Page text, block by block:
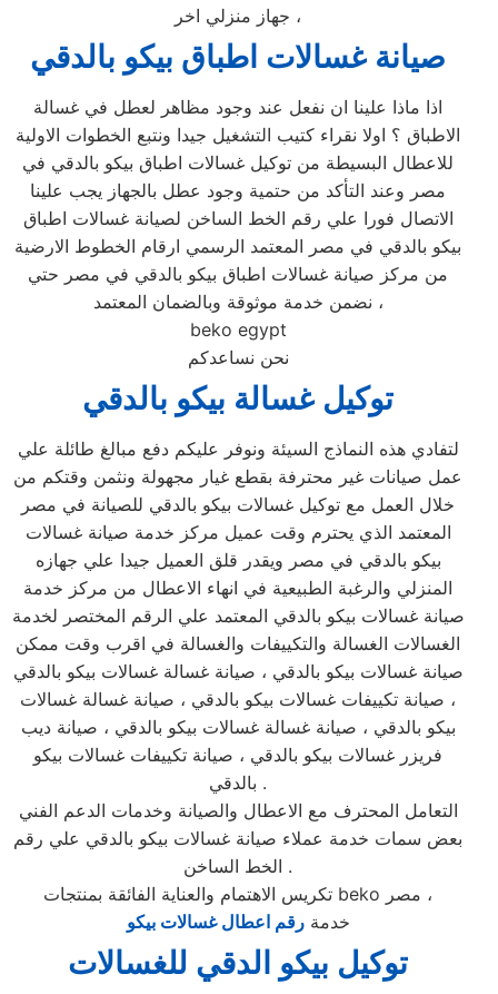
جهاز منزلي اخر ،
صيانة غسالات اطباق بيكو بالدقي
اذا ماذا علينا ان نفعل عند وجود مظاهر لعطل في غسالة
الاطباق ؟ اولا نقراء كتيب التشغيل جيدا ونتبع الخطوات الاولية
للاعطال البسيطة من توكيل غسالات اطباق بيكو بالدقي في
مصر وعند التأكد من حتمية وجود عطل بالجهاز يجب علينا
الاتصال فورا علي رقم الخط الساخن لصيانة غسالات اطباق
بيكو بالدقي في مصر المعتمد الرسمي ارقام الخطوط الارضية
من مركز صيانة غسالات اطباق بيكو بالدقي في مصر حتي
نضمن خدمة موثوقة وبالضمان المعتمد ،
beko egypt
نحن نساعدكم
توكيل غسالة بيكو بالدقي
لتفادي هذه النماذج السيئة ونوفر عليكم دفع مبالغ طائلة علي
عمل صيانات غير محترفة بقطع غيار مجهولة ونثمن وقتكم من
خلال العمل مع توكيل غسالات بيكو بالدقي للصيانة في مصر
المعتمد الذي يحترم وقت عميل مركز خدمة صيانة غسالات
بيكو بالدقي في مصر ويقدر قلق العميل جيدا علي جهازه
المنزلي والرغبة الطبيعية في انهاء الاعطال من مركز خدمة
صيانة غسالات بيكو بالدقي المعتمد علي الرقم المختصر لخدمة
الغسالات الغسالة والتكييفات والغسالة في اقرب وقت ممكن
صيانة غسالات بيكو بالدقي ، صيانة غسالة غسالات بيكو بالدقي
، صيانة تكييفات غسالات بيكو بالدقي ، صيانة غسالة غسالات
بيكو بالدقي ، صيانة غسالة غسالات بيكو بالدقي ، صيانة ديب
فريزر غسالات بيكو بالدقي ، صيانة تكييفات غسالات بيكو
بالدقي .
التعامل المحترف مع الاعطال والصيانة وخدمات الدعم الفني
بعض سمات خدمة عملاء صيانة غسالات بيكو بالدقي علي رقم
الخط الساخن .
تكريس الاهتمام والعناية الفائقة بمنتجات beko مصر ،
خدمةرقم اعطال غسالات بيكو
توكيل بيكو الدقي للغسالات